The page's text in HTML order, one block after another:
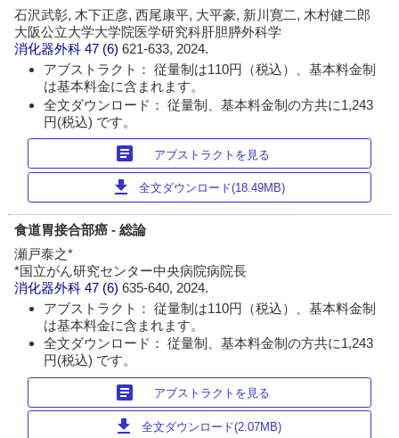
石沢武彰, 木下正彦, 西尾康平, 大平豪, 新川寛二, 木村健二郎
大阪公立大学大学院医学研究科肝胆膵外科学
消化器外科 47 (6)621-633, 2024.
アブストラクト： 従量制は110円（税込）、基本料金制
は基本料金に含まれます。
全文ダウンロード： 従量制、基本料金制の方共に1,243
円(税込) です。
article アブストラクトを見る
download 全文ダウンロード(18.49MB)
食道胃接合部癌 - 総論
瀬戸泰之*
*国立がん研究センター中央病院病院長
消化器外科 47 (6)635-640, 2024.
アブストラクト： 従量制は110円（税込）、基本料金制
は基本料金に含まれます。
全文ダウンロード： 従量制、基本料金制の方共に1,243
円(税込) です。
article アブストラクトを見る
download 全文ダウンロード(2.07MB)